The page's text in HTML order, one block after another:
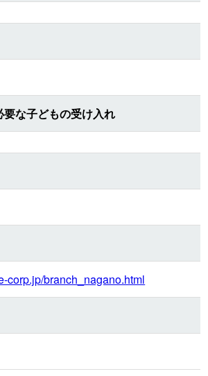
な子どもの受け入れ
corp.jp/branch_nagano.html